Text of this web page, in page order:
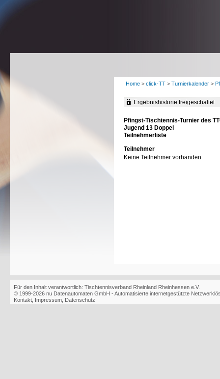
Home > click-TT > Turnierkalender >
Ergebnishistorie freigeschaltet
Pfingst-Tischtennis-Turnier des
Jugend 13 Doppel
Teilnehmerliste
Teilnehmer
Keine Teilnehmer vorhanden
Für den Inhalt verantwortlich: Tischtennisverband Rheinland Rheinhessen e.V.
© 1999-2026 nu Datenautomaten GmbH - Automatisierte internetgestützte
Kontakt Impressum Datenschutz